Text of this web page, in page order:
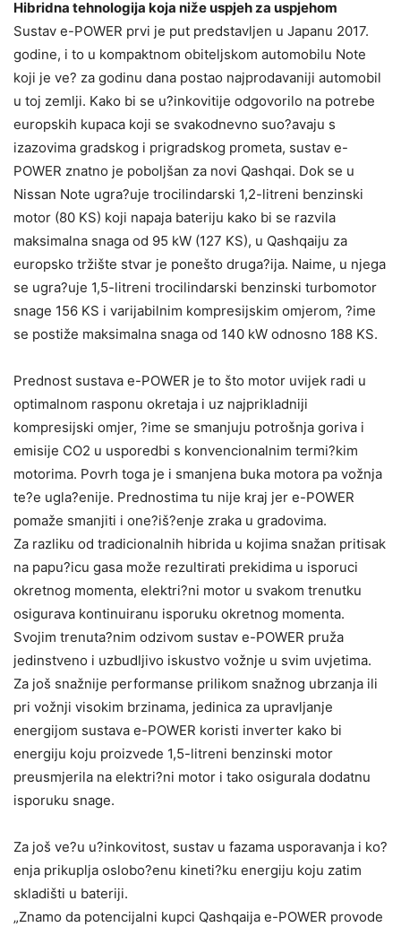
Hibridna tehnologija koja niže uspjeh za uspjehom
Sustav e-POWER prvi je put predstavljen u Japanu 2017.
godine, i to u kompaktnom obiteljskom automobilu Note
koji je ve? za godinu dana postao najprodavaniji automobil
u toj zemlji. Kako bi se u?inkovitije odgovorilo na potrebe
europskih kupaca koji se svakodnevno suo?avaju s
izazovima gradskog i prigradskog prometa, sustav e-
POWER znatno je poboljšan za novi Qashqai. Dok se u
Nissan Note ugra?uje trocilindarski 1,2-litreni benzinski
motor (80 KS) koji napaja bateriju kako bi se razvila
maksimalna snaga od 95 kW (127 KS), u Qashqaiju za
europsko tržište stvar je ponešto druga?ija. Naime, u njega
se ugra?uje 1,5-litreni trocilindarski benzinski turbomotor
snage 156 KS i varijabilnim kompresijskim omjerom, ?ime
se postiže maksimalna snaga od 140 kW odnosno 188 KS.
Prednost sustava e-POWER je to što motor uvijek radi u
optimalnom rasponu okretaja i uz najprikladniji
kompresijski omjer, ?ime se smanjuju potrošnja goriva i
emisije CO2 u usporedbi s konvencionalnim termi?kim
motorima. Povrh toga je i smanjena buka motora pa vožnja
te?e ugla?enije. Prednostima tu nije kraj jer e-POWER
pomaže smanjiti i one?iš?enje zraka u gradovima.
Za razliku od tradicionalnih hibrida u kojima snažan pritisak
na papu?icu gasa može rezultirati prekidima u isporuci
okretnog momenta, elektri?ni motor u svakom trenutku
osigurava kontinuiranu isporuku okretnog momenta.
Svojim trenuta?nim odzivom sustav e-POWER pruža
jedinstveno i uzbudljivo iskustvo vožnje u svim uvjetima.
Za još snažnije performanse prilikom snažnog ubrzanja ili
pri vožnji visokim brzinama, jedinica za upravljanje
energijom sustava e-POWER koristi inverter kako bi
energiju koju proizvede 1,5-litreni benzinski motor
preusmjerila na elektri?ni motor i tako osigurala dodatnu
isporuku snage.
Za još ve?u u?inkovitost, sustav u fazama usporavanja i ko?
enja prikuplja oslobo?enu kineti?ku energiju koju zatim
skladišti u bateriji.
„Znamo da potencijalni kupci Qashqaija e-POWER provode